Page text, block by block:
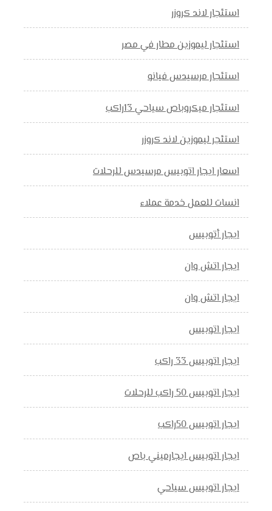
استئجار لاند كروزر
استئجار ليموزين مطار في مصر
استئجار مرسيدس فيانو
استئجار ميكروباص سياحي 13راكب
استئجر ليموزين لاند كروزر
اسعار ايجار اتوبيس مرسيدس للرحلات
انسات للعمل خدمة عملاء
ايجار أتوبيس
ايجار اتش وان
ايجار اتش وان
ايجار اتوبيس
ايجار اتوبيس 33 راكب
ايجار اتوبيس 50 راكب للرحلات
ايجار اتوبيس 50راكب
ايجار اتوبيس ايجارميني باص
ايجار اتوبيس سياحي